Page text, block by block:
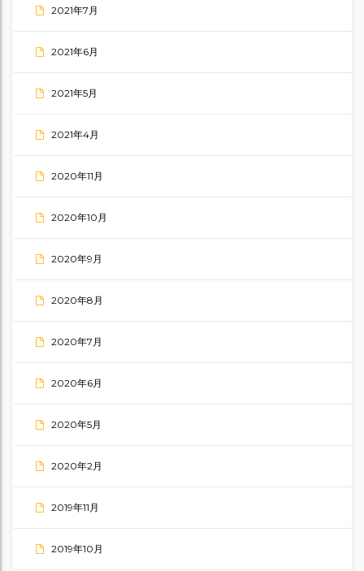
2021年7月
2021年6月
2021年5月
2021年4月
2020年11月
2020年10月
2020年9月
2020年8月
2020年7月
2020年6月
2020年5月
2020年2月
2019年11月
2019年10月